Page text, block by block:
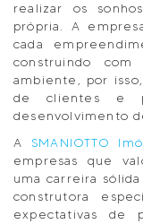
realizar os
própria. A
cada
construindo
ambiente, por
de clientes e
desenvolvimento
A SMANIOTTO
empresas que
uma carreira
construtora
expectativas de